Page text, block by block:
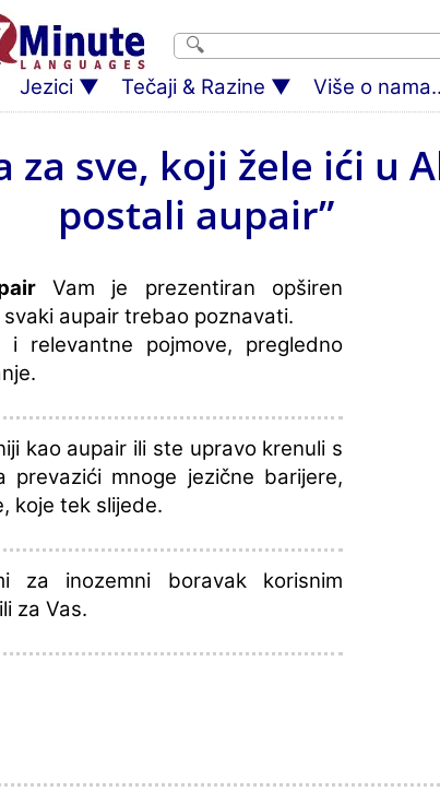
Jezici Tečaji & Razine Više o
za sve, koji žele ići u
postali aupair”
Vam je prezentiran opširen
aupair trebao poznavati.
relevantne pojmove, pregledno
kao aupair ili ste upravo krenuli s
mnoge jezične barijere,
koje tek slijede.
za inozemni boravak korisnim
za Vas.